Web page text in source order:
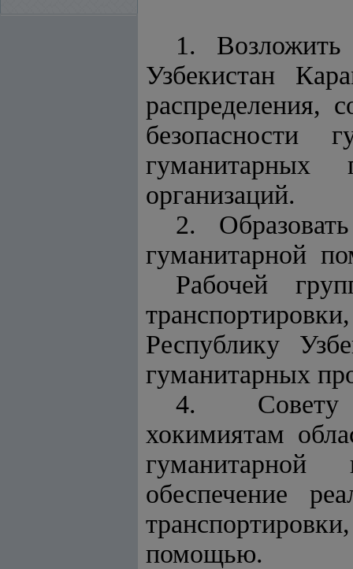
1. Возложить
Узбекистан
распределения,
безопасности
гуманитарных
организаций.
2.
гуманитарной
Рабочей
Республику
гуманитарных
4. Совету
хокимиятам
гуманитарной
обеспечение
помощью.